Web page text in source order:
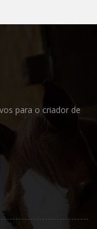
para o criador de